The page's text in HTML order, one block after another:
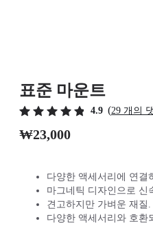
표준 마운트
4.9 (29 개의
₩23,000
다양한 액세서리에 연결
마그네틱 디자인으로 신
견고하지만 가벼운 재질.
다양한 액세서리와 호환